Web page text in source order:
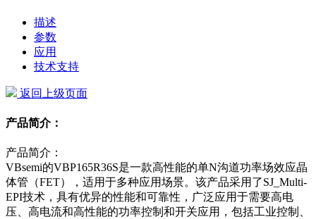
描述
参数
应用
技术支持
返回上级页面
产品简介：
产品简介：
VBsemi的VBP165R36S是一款高性能的单N沟道功率场效应晶
体管（FET），适用于多种应用场景。该产品采用了SJ_Multi-
EPI技术，具有优异的性能和可靠性，广泛应用于需要高电
压、高电流和高性能的功率控制和开关应用，包括工业控制、